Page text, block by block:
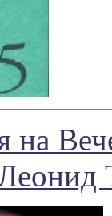
на